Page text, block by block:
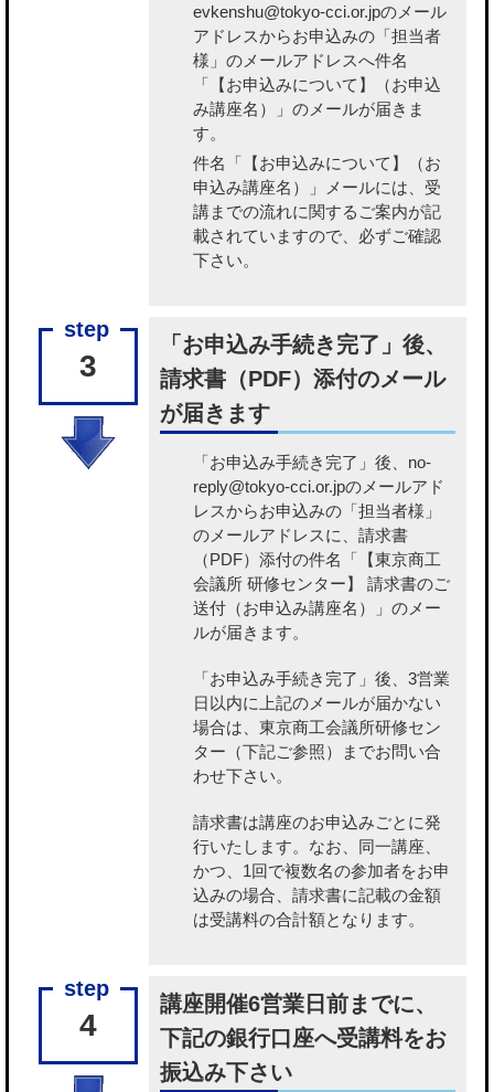
evkenshu@tokyo-cci.or.jpのメール
アドレスからお申込みの「担当者
様」のメールアドレスへ件名
「【お申込みについて】（お申込
み講座名）」のメールが届きま
す。
件名「【お申込みについて】（お
申込み講座名）」メールには、受
講までの流れに関するご案内が記
載されていますので、必ずご確認
下さい。
3
「お申込み手続き完了」後、
請求書（PDF）添付のメール
が届きます
「お申込み手続き完了」後、no-
reply@tokyo-cci.or.jpのメールアド
レスからお申込みの「担当者様」
のメールアドレスに、請求書
（PDF）添付の件名「【東京商工
会議所 研修センター】 請求書のご
送付（お申込み講座名）」のメー
ルが届きます。
「お申込み手続き完了」後、3営業
日以内に上記のメールが届かない
場合は、東京商工会議所研修セン
ター（下記ご参照）までお問い合
わせ下さい。
請求書は講座のお申込みごとに発
行いたします。なお、同一講座、
かつ、1回で複数名の参加者をお申
込みの場合、請求書に記載の金額
は受講料の合計額となります。
4
講座開催6営業日前までに、
下記の銀行口座へ受講料をお
振込み下さい